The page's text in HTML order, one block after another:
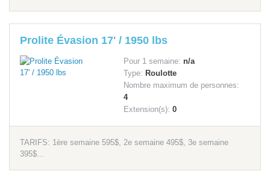
Prolite Évasion 17' / 1950 lbs
Pour 1 semaine: n/a
Type: Roulotte
Nombre maximum de personnes:
4
Extension(s): 0
TARIFS: 1ère semaine 595$, 2e semaine 495$, 3e semaine
395$...